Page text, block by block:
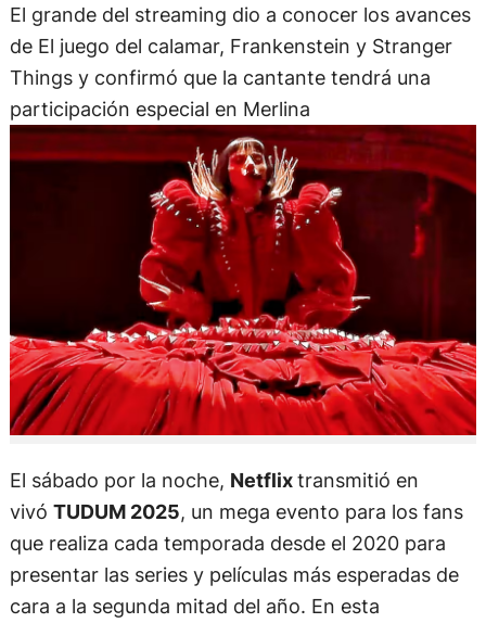
El grande del streaming dio a conocer los avances
de El juego del calamar, Frankenstein y Stranger
Things y confirmó que la cantante tendrá una
participación especial en Merlina
El sábado por la noche, Netflixtransmitió en
vivó TUDUM 2025, un mega evento para los fans
que realiza cada temporada desde el 2020 para
presentar las series y películas más esperadas de
cara a la segunda mitad del año. En esta